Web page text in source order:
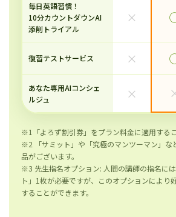
毎日英語習慣！
10分カウントダウンAI
添削トライアル
×
復習テストサービス ×
あなた専用AIコンシェ
ルジュ
×
※1「よろず割引券」をプラン料金に適用する
※2 「サミット」や「究極のマンツーマン」な
品がございます。
※3 先生指名オプション: 人間の講師の指名に
ト」1枚が必要ですが、このオプションにより
することができます。